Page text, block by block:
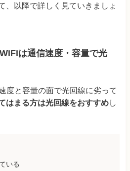
、以降で詳しく見ていきましょ
は通信速度・容量で光
度と容量の面で光回線に劣って
はまる方は光回線をおすすめし
いる